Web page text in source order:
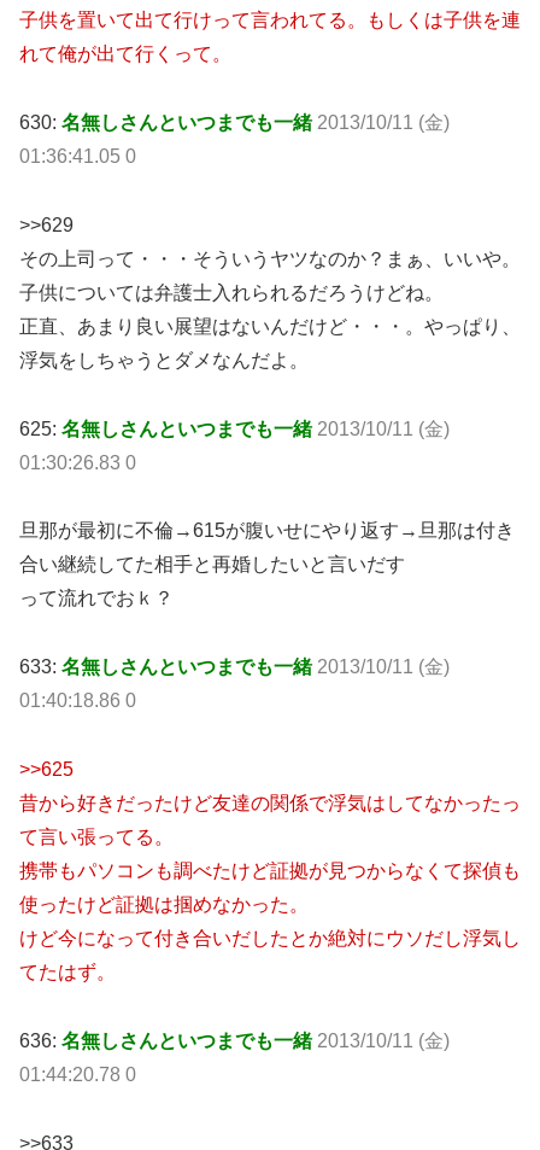
子供を置いて出て行けって言われてる。もしくは子供を連
れて俺が出て行くって。
630: 名無しさんといつまでも一緒 2013/10/11 (金)
01:36:41.05 0
>>629
その上司って・・・そういうヤツなのか？まぁ、いいや。
子供については弁護士入れられるだろうけどね。
正直、あまり良い展望はないんだけど・・・。やっぱり、
浮気をしちゃうとダメなんだよ。
625: 名無しさんといつまでも一緒 2013/10/11 (金)
01:30:26.83 0
旦那が最初に不倫→615が腹いせにやり返す→旦那は付き
合い継続してた相手と再婚したいと言いだす
って流れでおｋ？
633: 名無しさんといつまでも一緒 2013/10/11 (金)
01:40:18.86 0
>>625
昔から好きだったけど友達の関係で浮気はしてなかったっ
て言い張ってる。
携帯もパソコンも調べたけど証拠が見つからなくて探偵も
使ったけど証拠は掴めなかった。
けど今になって付き合いだしたとか絶対にウソだし浮気し
てたはず。
636: 名無しさんといつまでも一緒 2013/10/11 (金)
01:44:20.78 0
>>633